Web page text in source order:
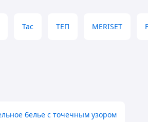
Tac ТЕП MERISET
белье с точечным узором